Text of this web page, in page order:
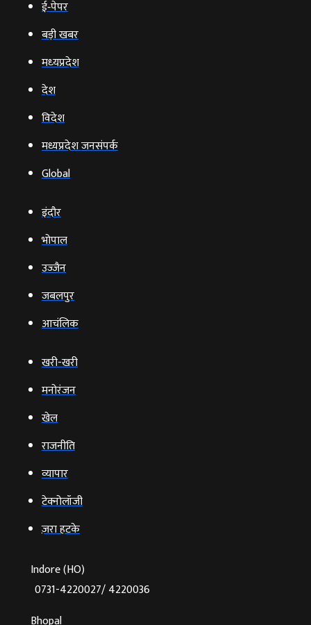
ई‑पेपर
बड़ी खबर
मध्‍यप्रदेश
देश
विदेश
मध्यप्रदेश जनसंपर्क
Global
इंदौर
भोपाल
उज्‍जैन
जबलपुर
आचंलिक
खरी-खरी
मनोरंजन
खेल
राजनीति
व्‍यापार
टेक्‍नोलॉजी
ज़रा हटके
Indore (HO)
0731-4220027/ 4220036